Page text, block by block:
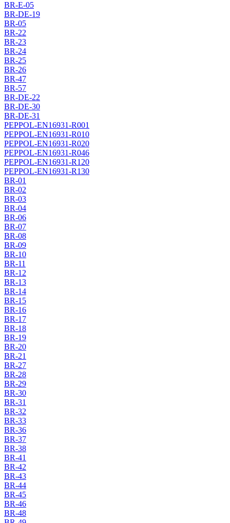
BR-E-05
BR-DE-19
BR-05
BR-22
BR-23
BR-24
BR-25
BR-26
BR-47
BR-57
BR-DE-22
BR-DE-30
BR-DE-31
PEPPOL-EN16931-R001
PEPPOL-EN16931-R010
PEPPOL-EN16931-R020
PEPPOL-EN16931-R046
PEPPOL-EN16931-R120
PEPPOL-EN16931-R130
BR-01
BR-02
BR-03
BR-04
BR-06
BR-07
BR-08
BR-09
BR-10
BR-11
BR-12
BR-13
BR-14
BR-15
BR-16
BR-17
BR-18
BR-19
BR-20
BR-21
BR-27
BR-28
BR-29
BR-30
BR-31
BR-32
BR-33
BR-36
BR-37
BR-38
BR-41
BR-42
BR-43
BR-44
BR-45
BR-46
BR-48